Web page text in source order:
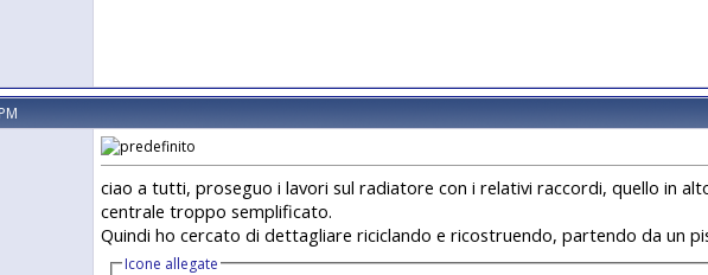
ciao a tutti, proseguo i lavori sul radiatore con i relativi raccordi, quello in
centrale troppo semplificato.
Quindi ho cercato di dettagliare riciclando e ricostruendo, partendo da un
Icone allegate